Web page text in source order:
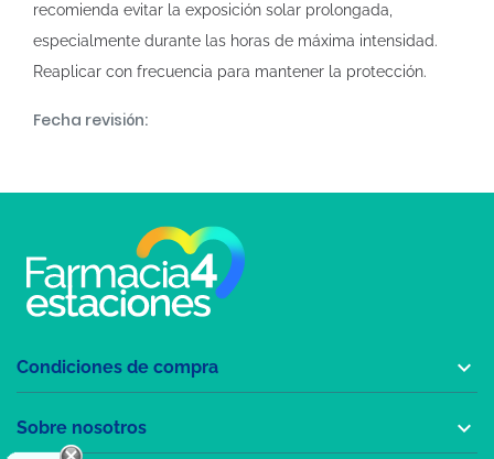
recomienda evitar la exposición solar prolongada,
especialmente durante las horas de máxima intensidad.
Reaplicar con frecuencia para mantener la protección.
Fecha revisión:
Condiciones de compra 
Sobre nosotros 